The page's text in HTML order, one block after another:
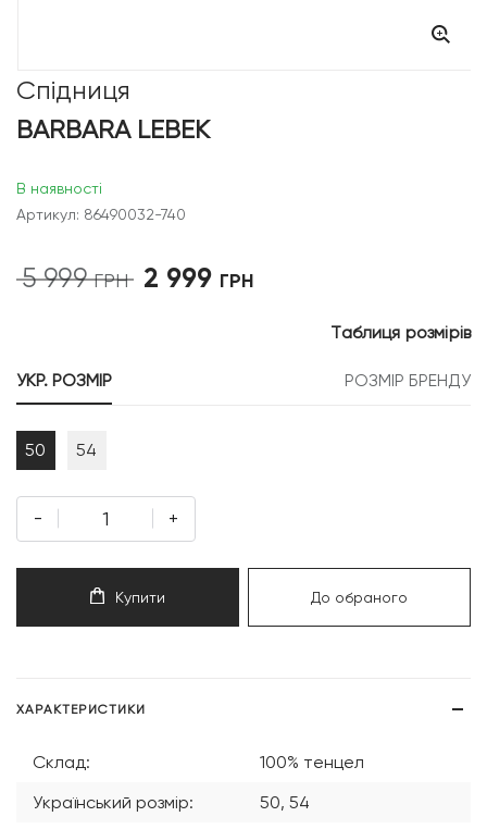
Спідниця
BARBARA LEBEK
В наявності
Артикул: 86490032-740
5 999ГРН
Оригінальна
2 999 ГРН
УКР. РОЗМІР
РОЗМІР БРЕНДУ
Таблиця розмірів
50 54
- +
Купити До обраного
ХАРАКТЕРИСТИКИ
Склад:
100% тенцел
Український розмір:
50, 54